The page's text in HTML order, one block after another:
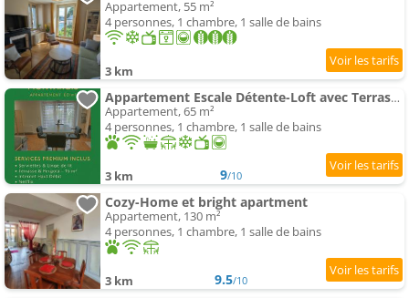
Appartement, 55 m²
4 personnes, 1 chambre, 1 salle de bains
3 km
Appartement Escale Détente-Loft avec Terrasse- Parking Montargis
Appartement, 65 m²
4 personnes, 1 chambre, 1 salle de bains
3 km 9/10
Cozy-Home et bright apartment
Appartement, 130 m²
4 personnes, 1 chambre, 1 salle de bains
3 km 9.5/10